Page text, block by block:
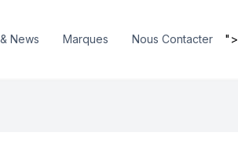
News Marques Nous Contacter ">